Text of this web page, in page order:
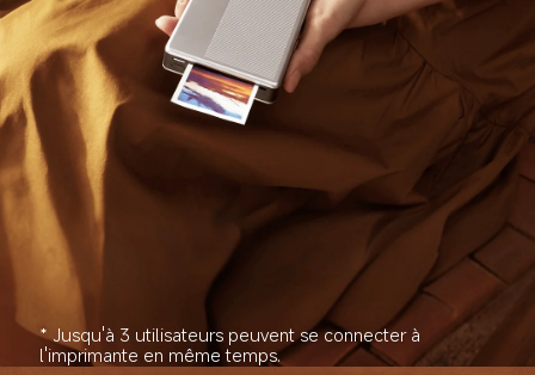
* Jusqu'à 3 utilisateurs peuvent se connecter à
l'imprimante en même temps.